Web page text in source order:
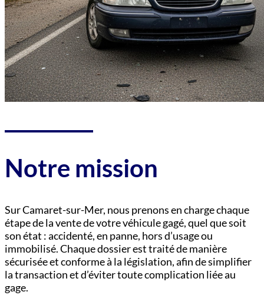
Notre mission
Sur Camaret-sur-Mer, nous prenons en charge chaque
étape de la vente de votre véhicule gagé, quel que soit
son état : accidenté, en panne, hors d’usage ou
immobilisé. Chaque dossier est traité de manière
sécurisée et conforme à la législation, afin de simplifier
la transaction et d’éviter toute complication liée au
gage.